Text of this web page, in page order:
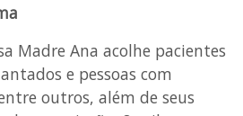
Madre Ana acolhe pacientes
e pessoas com
outros, além de seus